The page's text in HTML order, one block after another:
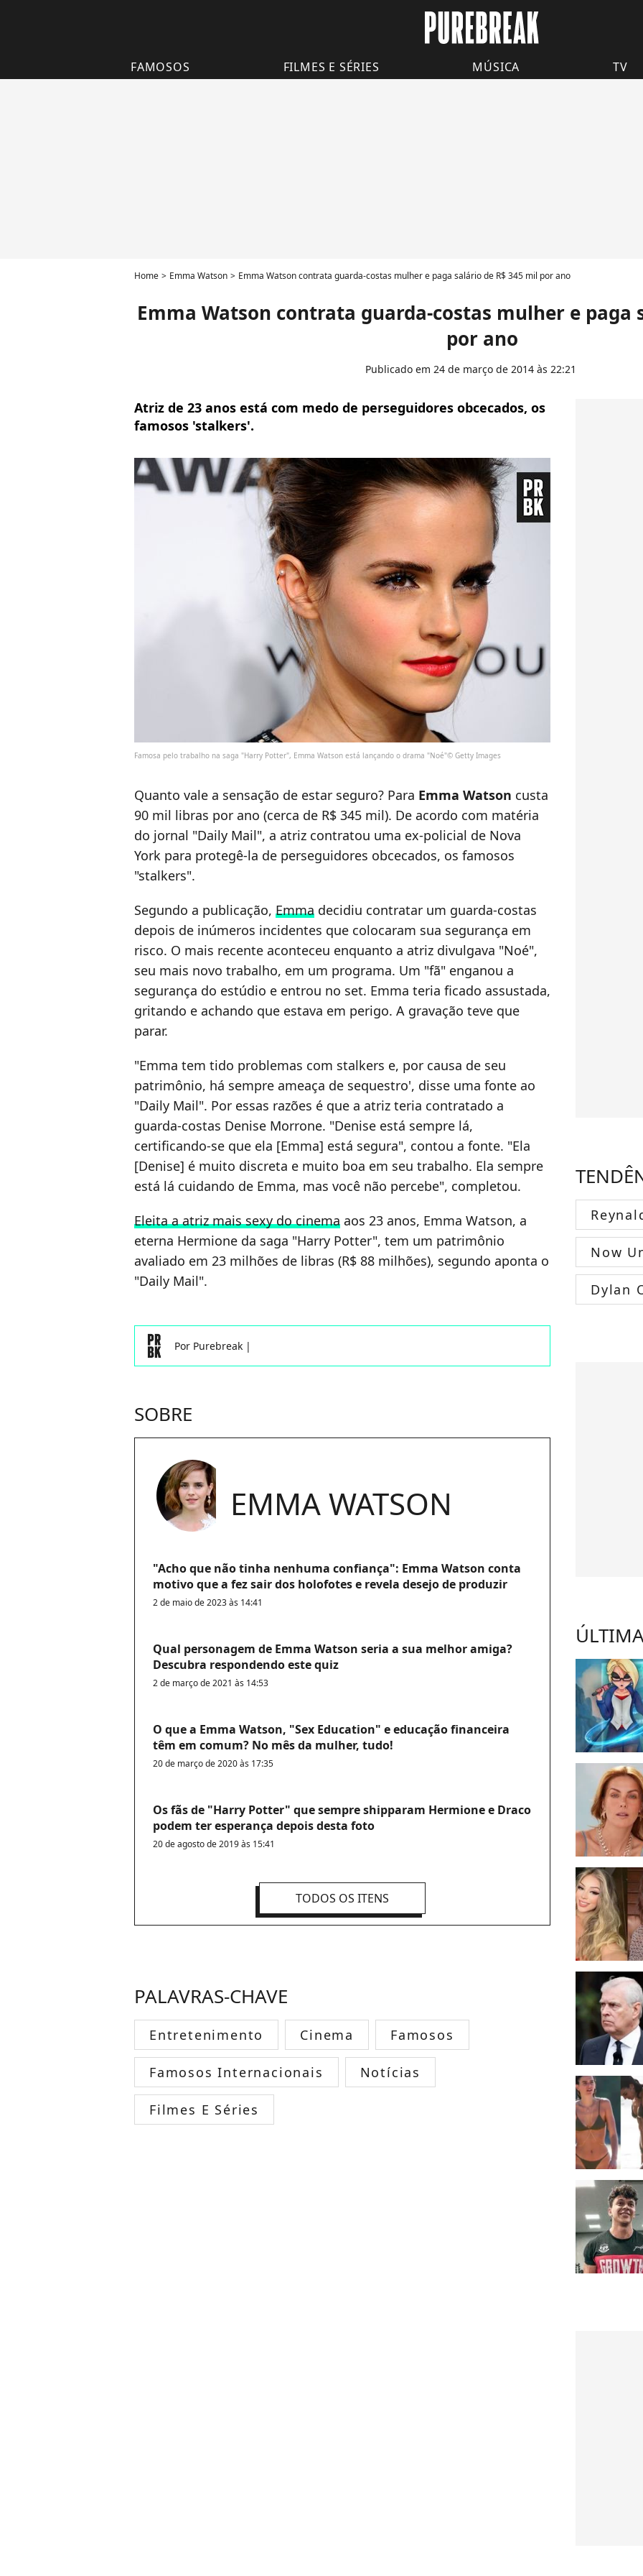
FAMOSOS FILMES E SÉRIES MÚSICA TV
Home Emma Watson Emma Watson contrata guarda-costas mulher e paga salário de R$ 345 mil por ano
Emma Watson contrata guarda-costas mulher e paga
por ano
Publicado em 24 de março de 2014 às 22:21
Atriz de 23 anos está com medo de perseguidores obcecados, os
famosos 'stalkers'.
Famosa pelo trabalho na saga "Harry Potter", Emma Watson está lançando o drama "Noé"© Getty Images
Quanto vale a sensação de estar seguro? Para Emma Watson custa
90 mil libras por ano (cerca de R$ 345 mil). De acordo com matéria
do jornal "Daily Mail", a atriz contratou uma ex-policial de Nova
York para protegê-la de perseguidores obcecados, os famosos
"stalkers".
Segundo a publicação, Emma decidiu contratar um guarda-costas
depois de inúmeros incidentes que colocaram sua segurança em
risco. O mais recente aconteceu enquanto a atriz divulgava "Noé",
seu mais novo trabalho, em um programa. Um "fã" enganou a
segurança do estúdio e entrou no set. Emma teria ficado assustada,
gritando e achando que estava em perigo. A gravação teve que
parar.
"Emma tem tido problemas com stalkers e, por causa de seu
patrimônio, há sempre ameaça de sequestro', disse uma fonte ao
"Daily Mail". Por essas razões é que a atriz teria contratado a
guarda-costas Denise Morrone. "Denise está sempre lá,
certificando-se que ela [Emma] está segura", contou a fonte. "Ela
[Denise] é muito discreta e muito boa em seu trabalho. Ela sempre
está lá cuidando de Emma, mas você não percebe", completou.
Eleita a atriz mais sexy do cinema aos 23 anos, Emma Watson, a
eterna Hermione da saga "Harry Potter", tem um patrimônio
avaliado em 23 milhões de libras (R$ 88 milhões), segundo aponta o
"Daily Mail".
Por Purebreak |
SOBRE
EMMA WATSON
"Acho que não tinha nenhuma confiança": Emma Watson conta
motivo que a fez sair dos holofotes e revela desejo de produzir
2 de maio de 2023 às 14:41
Qual personagem de Emma Watson seria a sua melhor amiga?
Descubra respondendo este quiz
2 de março de 2021 às 14:53
O que a Emma Watson, "Sex Education" e educação financeira
têm em comum? No mês da mulher, tudo!
20 de março de 2020 às 17:35
Os fãs de "Harry Potter" que sempre shipparam Hermione e Draco
podem ter esperança depois desta foto
20 de agosto de 2019 às 15:41
TODOS OS ITENS
PALAVRAS-CHAVE
Entretenimento Cinema Famosos
Famosos Internacionais Notícias
Filmes E Séries
Now
Dylan